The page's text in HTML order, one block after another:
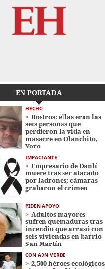
EN PORTADA
HECHO
Rostros: ellas eran las
seis personas que
perdieron la vida en
masacre en Olanchito,
Yoro
IMPACTANTE
Empresario de Danlí
muere tras ser atacado
por ladrones; cámaras
grabaron el crimen
PIDEN APOYO
Adultos mayores
sufren quemaduras tras
incendio que arrasó con
seis viviendas en barrio
San Martín
CON ADN VERDE
2,500 héroes ecológicos